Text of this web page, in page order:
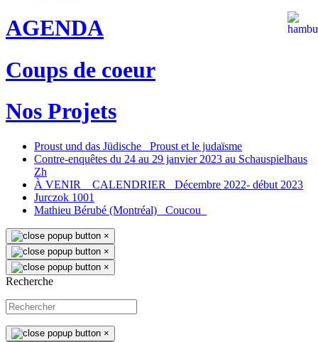
AGENDA
Coups de coeur
Nos Projets
Proust und das Jüdische_ Proust et le judaïsme
Contre-enquêtes du 24 au 29 janvier 2023 au Schauspielhaus
Zh
À VENIR _ CALENDRIER_ Décembre 2022- début 2023
Jurczok 1001
Mathieu Bérubé (Montréal) _Coucou_
×
×
×
Recherche
×